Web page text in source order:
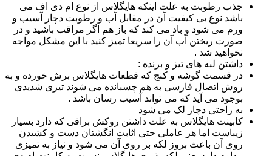
جذب رطوبت به علت اینکه هایگلاس از نوع ام دی اف می
باشد نوع بی کیفیت آن در مقابل آب و رطوبت دچار آسیب و
ورم می شود و باد می کند که باز هم اگر مراقب باشید و در
صورت ریختن آب آن را سریعا تمیز کنید با این مشکل مواجه
نخواهید شد .
داشتن لبه های تیز و برنده :
در قسمت گوشه و کنج که قطعات هایگلاس برش خورده و به
روش اتصال فارسی به هم چسبانده می شوند تیزی شدیدی
بوجود می آید که می تواند آسیب رسان باشد .
به راحتی دچار لک می شود
کابینت هایگلاس به علت داشتن روکش براقی که دارد بسیار
زیباست اما هر عاملی حتی اثابت انگشتان دست و کشیدن
روی آن باعث بروز لکه بر روی آن می شود و نیاز به تمیزی